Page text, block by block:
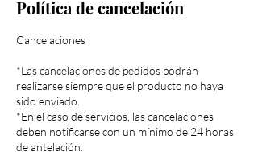
Política de cancelación
Cancelaciones
*Las cancelaciones de pedidos podrán
realizarse siempre que el producto no haya
sido enviado.
*En el caso de servicios, las cancelaciones
deben notificarse con un mínimo de 24 horas
de antelación.